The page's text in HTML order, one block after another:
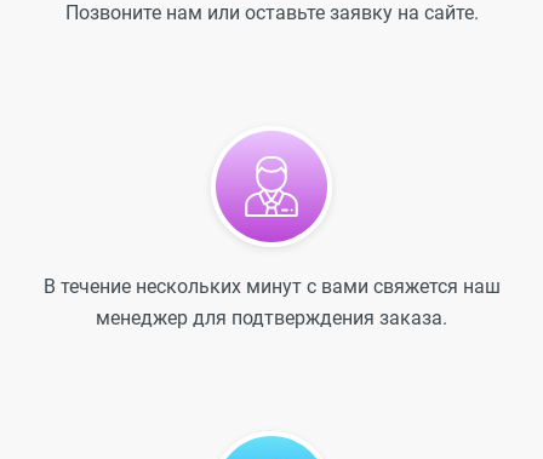
Позвоните нам или оставьте заявку на сайте.
В течение нескольких минут с вами свяжется наш
менеджер для подтверждения заказа.